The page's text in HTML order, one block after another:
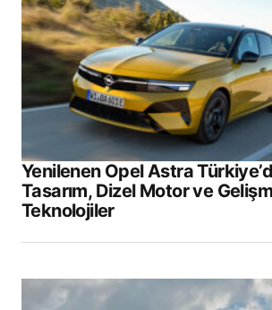
Yenilenen Opel Astra
Tasarım, Dizel Motor ve
Teknolojiler